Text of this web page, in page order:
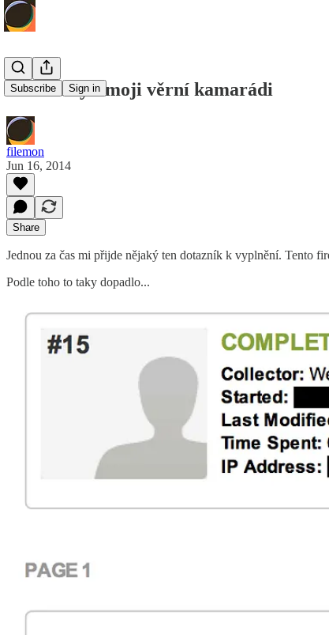
Subscribe Sign in
Dotazníky - moji věrní kamarádi
filemon
Jun 16, 2014
Share
Jednou za čas mi přijde nějaký ten dotazník k vyplnění. Tento
Podle toho to taky dopadlo...